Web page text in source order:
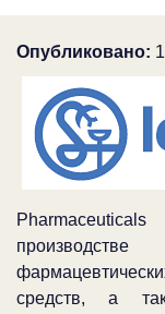
Опубликовано:
средств, а